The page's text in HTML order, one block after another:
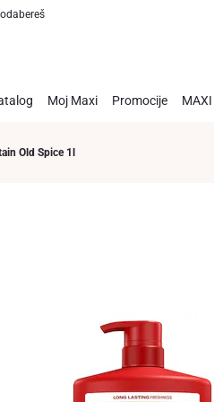
Moj Maxi Promocije
Old Spice 1l